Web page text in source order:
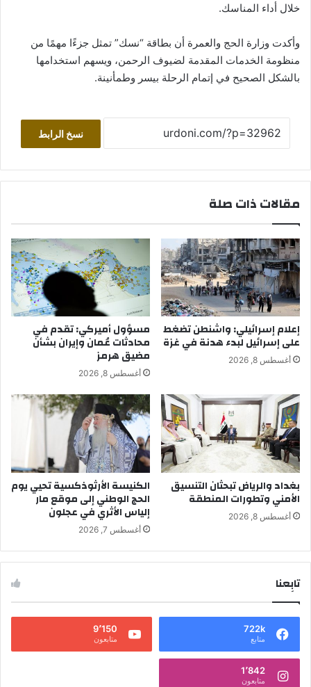
خلال أداء المناسك.
وأكدت وزارة الحج والعمرة أن بطاقة “نسك” تمثل جزءًا مهمًا من
منظومة الخدمات المقدمة لضيوف الرحمن، ويسهم استخدامها
بالشكل الصحيح في إتمام الرحلة بيسر وطمأنينة.
نسخ الرابط
مقالات ذات صلة
إعلام إسرائيلي: واشنطن تضغط
على إسرائيل لبدء هدنة في غزة
أغسطس 8, 2026
مسؤول أميركي: تقدم في
محادثات عُمان وإيران بشأن
مضيق هرمز
أغسطس 8, 2026
بغداد والرياض تبحثان التنسيق
الأمني وتطورات المنطقة
أغسطس 8, 2026
الكنيسة الأرثوذكسية تحيي يوم
الحج الوطني إلى موقع مار
إلياس الأثري في عجلون
أغسطس 7, 2026
تابِعنا
722k
متابع
9٬150
متابعون
1٬842
متابعون